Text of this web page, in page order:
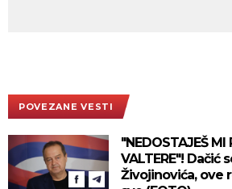
POVEZANE VESTI
"NEDOSTAJEŠ MI
VALTERE"! Dačić
Živojinovića, ove